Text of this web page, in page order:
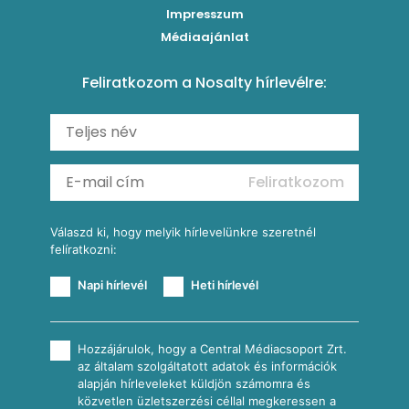
Carbonara
Shakshuka
Ratatouille
Mexikói húsleves kukorica salsával
Almás-kéksajtos kukoricasaláta
Köretek
Reggeli receptek
Impresszum
Médiaajánlat
Feliratkozom a Nosalty hírlevélre:
Feliratkozom
Válaszd ki, hogy melyik hírlevelünkre szeretnél
felíratkozni:
Napi hírlevél Heti hírlevél
Hozzájárulok, hogy a Central Médiacsoport Zrt.
az általam szolgáltatott adatok és információk
alapján hírleveleket küldjön számomra és
közvetlen üzletszerzési céllal megkeressen a